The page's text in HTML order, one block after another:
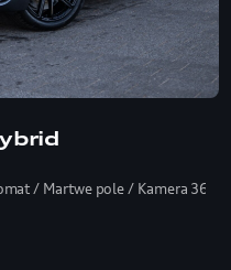
/ Martwe pole / Kamera 360